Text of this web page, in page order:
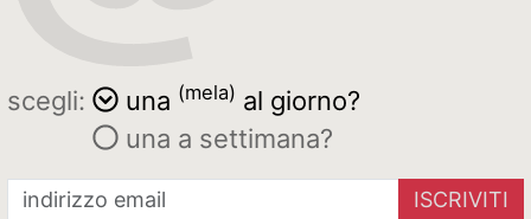
scegli: una (mela) al giorno?
una a settimana?
ISCRIVITI